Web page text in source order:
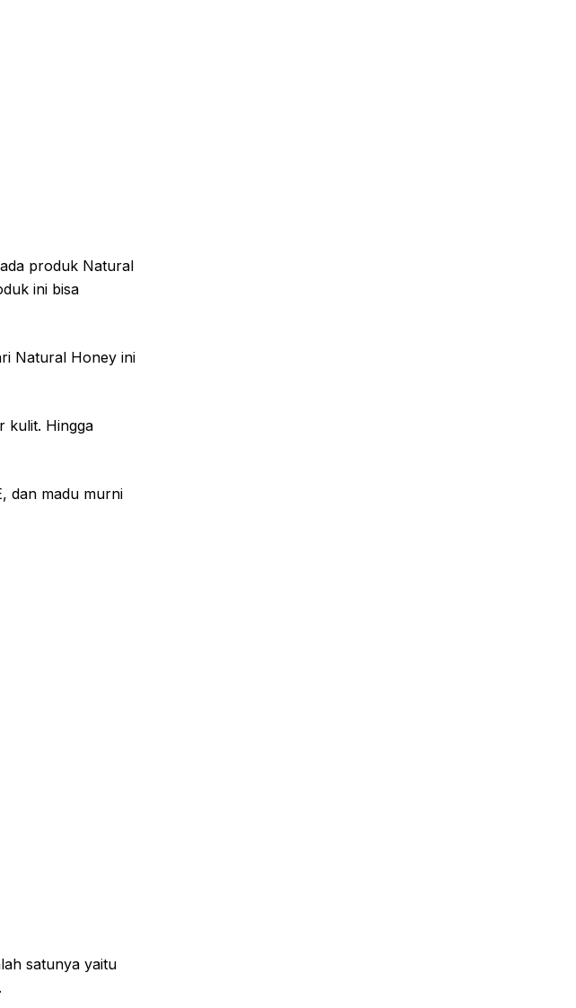
produk Natural
ini bisa
Natural Honey ini
kulit. Hingga
dan madu murni
satunya yaitu